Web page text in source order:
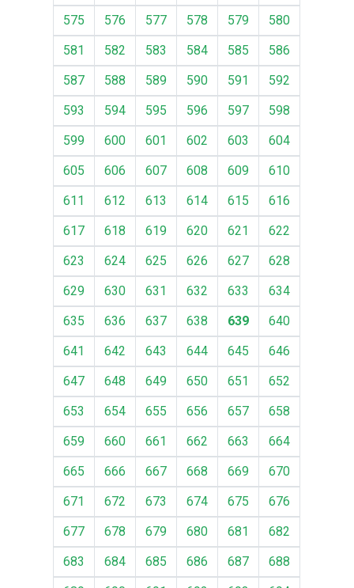
575
576 577 578 579
580
581
582 583 584 585
586
587
588 589 590 591
592
593
594 595 596 597
598
599
600 601 602 603
604
605
606 607 608 609
610
611
612 613 614 615
616
617
618 619 620 621
622
623
624 625 626 627
628
629
630 631 632 633
634
635
636 637 638 639
640
641
642 643 644 645
646
647
648 649 650 651
652
653
654 655 656 657
658
659
660 661 662 663
664
665
666 667 668 669
670
671
672 673 674 675
676
677
678 679 680 681
682
683
684 685 686 687
688